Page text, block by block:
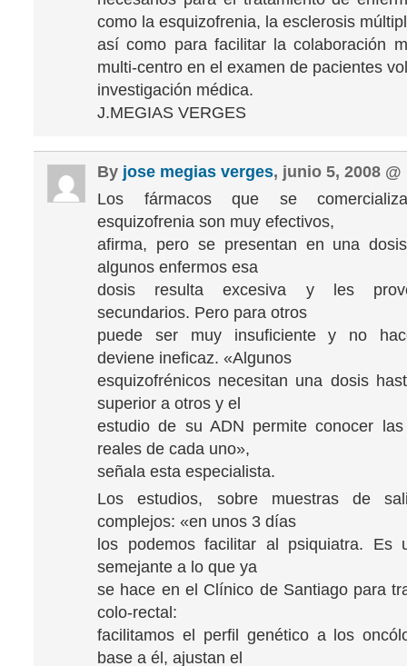
como la esquizofrenia, la esclerosis
así como para facilitar la colaboración
multi-centro en el examen de pacientes
investigación médica.
J.MEGIAS VERGES
By jose megias verges, junio 5, 2008 @
Los fármacos que se
esquizofrenia son muy efectivos,
afirma, pero se presentan en una
algunos enfermos esa
dosis resulta excesiva y les
secundarios. Pero para otros
puede ser muy insuficiente y no
deviene ineficaz. «Algunos
esquizofrénicos necesitan una dosis
superior a otros y el
estudio de su ADN permite conocer las
reales de cada uno»,
señala esta especialista.
Los estudios, sobre muestras de
complejos: «en unos 3 días
los podemos facilitar al psiquiatra. Es
semejante a lo que ya
se hace en el Clínico de Santiago para
colo-rectal:
facilitamos el perfil genético a los
base a él, ajustan el